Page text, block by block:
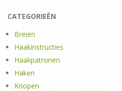
CATEGORIEËN
Breien
Haakinstructies
Haakpatronen
Haken
Knopen